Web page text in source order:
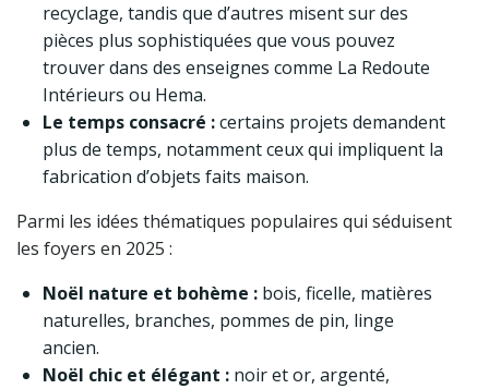
recyclage, tandis que d’autres misent sur des
pièces plus sophistiquées que vous pouvez
trouver dans des enseignes comme La Redoute
Intérieurs ou Hema.
Le temps consacré :certains projets demandent
plus de temps, notamment ceux qui impliquent la
fabrication d’objets faits maison.
Parmi les idées thématiques populaires qui séduisent
les foyers en 2025 :
Noël nature et bohème : bois, ficelle, matières
naturelles, branches, pommes de pin, linge
ancien.
Noël chic et élégant : noir et or, argenté,